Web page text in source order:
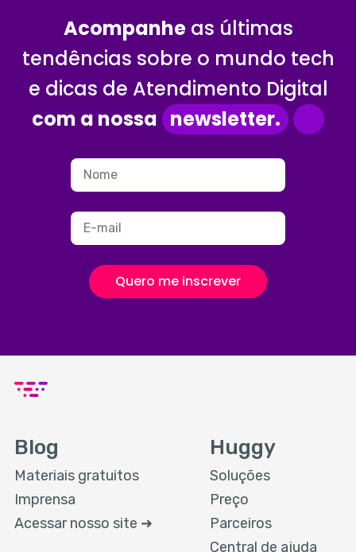
Acompanheas últimas
tendências sobre o mundo tech
e dicas de Atendimento Digital
com a nossa newsletter.
Quero me inscrever
Blog
Materiais gratuitos
Imprensa
Acessar nosso site ➜
Huggy
Soluções
Preço
Parceiros
Central de ajuda